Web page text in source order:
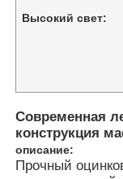
Главная
Продукция
Ролики
Высокий свет:
Современная
конструкция
описание:
Прочный